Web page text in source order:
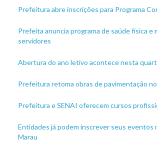
Prefeitura abre inscrições para Programa
Prefeita anuncia programa de saúde física e
servidores
Abertura do ano letivo acontece nesta
Prefeitura retoma obras de pavimentação
Prefeitura e SENAI oferecem cursos
Entidades já podem inscrever seus eventos
Marau